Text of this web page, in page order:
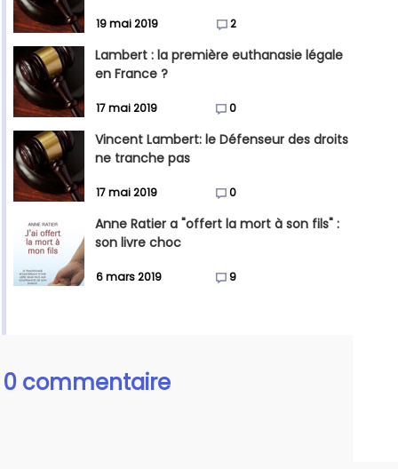
19 mai 2019 2
Lambert : la première euthanasie légale
en France ?
17 mai 2019 0
Vincent Lambert: le Défenseur des droits
ne tranche pas
17 mai 2019 0
Anne Ratier a "offert la mort à son fils" :
son livre choc
6 mars 2019 9
0 commentaire